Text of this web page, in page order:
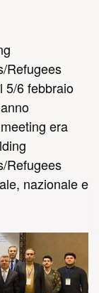
Refugees
5/6 febbraio
era
Refugees
nazionale e